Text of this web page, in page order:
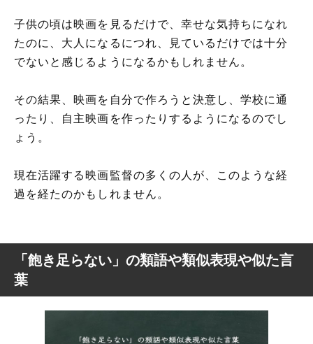
子供の頃は映画を見るだけで、幸せな気持ちになれ
たのに、大人になるにつれ、見ているだけでは十分
でないと感じるようになるかもしれません。
その結果、映画を自分で作ろうと決意し、学校に通
ったり、自主映画を作ったりするようになるのでし
ょう。
現在活躍する映画監督の多くの人が、このような経
過を経たのかもしれません。
「飽き足らない」の類語や類似表現や似た言
葉